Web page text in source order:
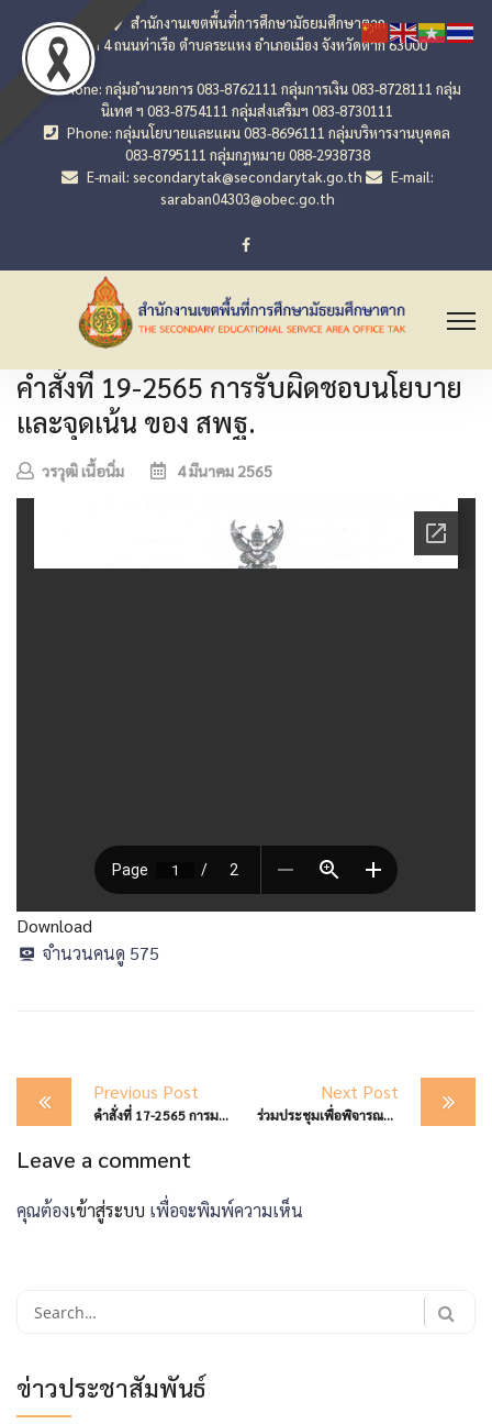
สำนักงานเขตพื้นที่การศึกษามัธยมศึกษาตาก
เลขที่ 4 ถนนท่าเรือ ตำบลระแหง อำเภอเมือง จังหวัดตาก 63000
Phone: กลุ่มอำนวยการ 083-8762111 กลุ่มการเงิน 083-8728111 กลุ่ม
นิเทศ ฯ 083-8754111 กลุ่มส่งเสริมฯ 083-8730111
Phone: กลุ่มนโยบายและแผน 083-8696111 กลุ่มบริหารงานบุคคล
083-8795111 กลุ่มกฎหมาย 088-2938738
E-mail: secondarytak@secondarytak.go.th
E-mail:
saraban04303@obec.go.th
คำสั่งที่ 19-2565 การรับผิดชอบนโยบาย
และจุดเน้น ของ สพฐ.
วรวุฒิ เนื้อนิ่ม 4 มีนาคม 2565
Download
จำนวนคนดู 575
Post
navigation
Previous Post
คำสั่งที่ 17-2565 การมอบอำนาจให้รองผอ.สพม.ปฏิบัติราชการแทน ผอ.สพม.ตาก
Next Post
ร่วมประชุมเพื่อพิจารณาการจัดเตรียมสถานที่สอบแข่งขันเข้าศึกษาต่อฯ
Leave a comment
คุณต้องเข้าสู่ระบบ เพื่อจะพิมพ์ความเห็น
Search
ข่าวประชาสัมพันธ์